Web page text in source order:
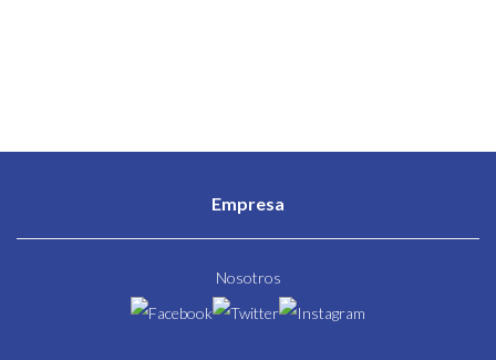
Empresa
Nosotros